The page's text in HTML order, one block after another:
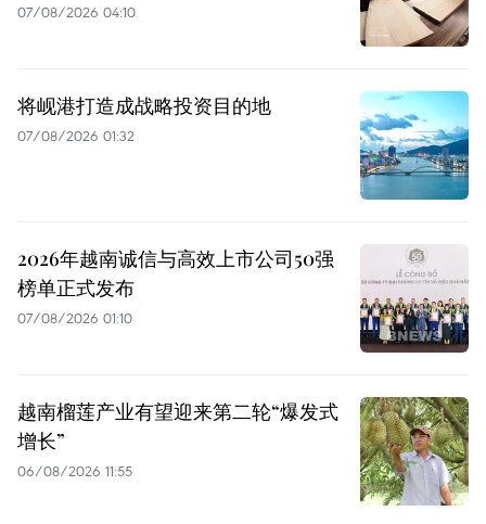
07/08/2026 04:10
将岘港打造成战略投资目的地
07/08/2026 01:32
2026年越南诚信与高效上市公司50强
榜单正式发布
07/08/2026 01:10
越南榴莲产业有望迎来第二轮“爆发式
增长”
06/08/2026 11:55